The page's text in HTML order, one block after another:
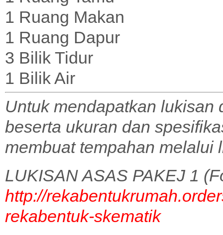
1 Ruang Makan
1 Ruang Dapur
3 Bilik Tidur
1 Bilik Air
Untuk mendapatkan
beserta ukuran dan
membuat tempahan melalui
LUKISAN ASAS PAKEJ 1
http://
rekabentuk-skematik